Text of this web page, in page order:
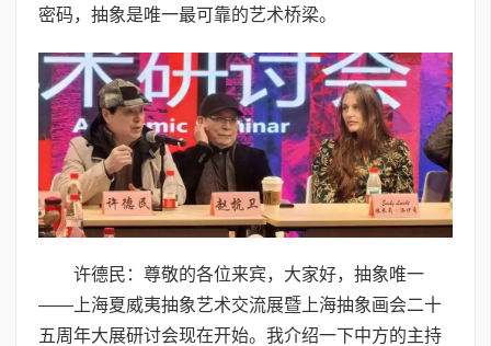
密码，抽象是唯一最可靠的艺术桥梁。
许德民：尊敬的各位来宾，大家好，抽象唯一
——上海夏威夷抽象艺术交流展暨上海抽象画会二十
五周年大展研讨会现在开始。我介绍一下中方的主持